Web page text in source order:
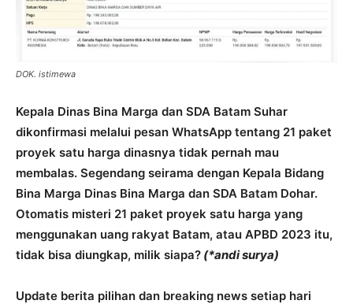
DOK. istimewa
Kepala Dinas Bina Marga dan SDA Batam Suhar
dikonfirmasi melalui pesan WhatsApp tentang 21 paket
proyek satu harga dinasnya tidak pernah mau
membalas. Segendang seirama dengan Kepala Bidang
Bina Marga Dinas Bina Marga dan SDA Batam Dohar.
Otomatis misteri 21 paket proyek satu harga yang
menggunakan uang rakyat Batam, atau APBD 2023 itu,
tidak bisa diungkap, milik siapa? (*andi surya)
Update berita pilihan dan breaking news setiap hari